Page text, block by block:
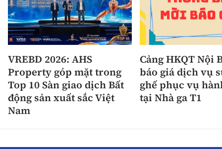
VREBD 2026: AHS
Property góp mặt trong
Top 10 Sàn giao dịch Bất
động sản xuất sắc Việt
Nam
Cảng HKQT Nội
báo giá dịch vụ
ghế phục vụ
tại Nhà ga T1